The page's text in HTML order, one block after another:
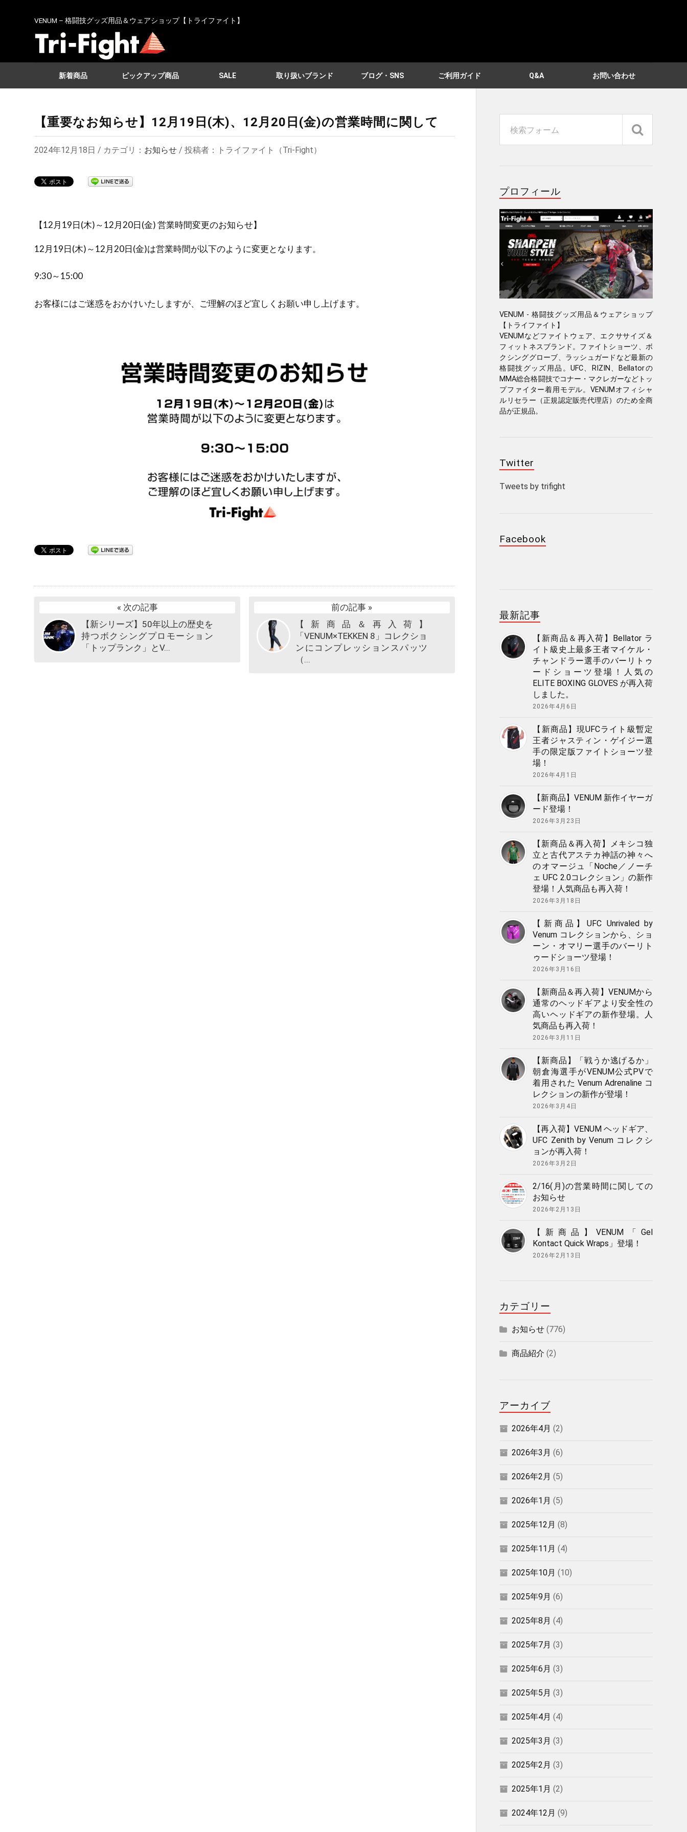
VENUM – 格闘技グッズ用品＆ウェアショップ【トライファイト】
新着商品 ピックアップ商品 SALE 取り扱いブランド ブログ・SNS ご利用ガイド Q&A お問い合わせ
【重要なお知らせ】12月19日(木)、12月20日(金)の営業時間に関して
2024年12月18日 / カテゴリ： お知らせ / 投稿者：トライファイト（Tri-Fight）
【12月19日(木)～12月20日(金) 営業時間変更のお知らせ】
12月19日(木)～12月20日(金)は営業時間が以下のように変更となります。
9:30～15:00
お客様にはご迷惑をおかけいたしますが、ご理解のほど宜しくお願い申し上げます。
前の記事 »
【新商品＆再入荷】
「VENUM×TEKKEN 8」コレクショ
ンにコンプレッションスパッツ
（...
« 次の記事
【新シリーズ】50年以上の歴史を
持つボクシングプロモーション
「トップランク」とV...
プロフィール
VENUM - 格闘技グッズ用品＆ウェアショップ
【トライファイト】
VENUMなどファイトウェア、エクササイズ＆
フィットネスブランド。ファイトショーツ、ボ
クシンググローブ、ラッシュガードなど最新の
格闘技グッズ用品。UFC、RIZIN、Bellatorの
MMA総合格闘技でコナー・マクレガーなどトッ
プファイター着用モデル。VENUMオフィシャ
ルリセラー（正規認定販売代理店）のため全商
品が正規品。
Twitter
Tweets by trifight
Facebook
最新記事
【新商品＆再入荷】Bellator ラ
イト級史上最多王者マイケル・
チャンドラー選手のバーリトゥ
ードショーツ登場！人気の
ELITE BOXING GLOVES が再入荷
しました。
2026年4月6日
【新商品】現UFCライト級暫定
王者ジャスティン・ゲイジー選
手の限定版ファイトショーツ登
場！
2026年4月1日
【新商品】VENUM 新作イヤーガ
ード登場！
2026年3月23日
【新商品＆再入荷】メキシコ独
立と古代アステカ神話の神々へ
のオマージュ「Noche／ノーチ
ェ UFC 2.0コレクション」の新作
登場！人気商品も再入荷！
2026年3月18日
【新商品】UFC Unrivaled by
Venum コレクションから、ショ
ーン・オマリー選手のバーリト
ゥードショーツ登場！
2026年3月16日
【新商品＆再入荷】VENUMから
通常のヘッドギアより安全性の
高いヘッドギアの新作登場。人
気商品も再入荷！
2026年3月11日
【新商品】「戦うか逃げるか」
朝倉海選手がVENUM公式PVで
着用された Venum Adrenaline コ
レクションの新作が登場！
2026年3月4日
【再入荷】VENUM ヘッドギア、
UFC Zenith by Venum コレクシ
ョンが再入荷！
2026年3月2日
2/16(月)の営業時間に関しての
お知らせ
2026年2月13日
【新商品】VENUM「Gel
Kontact Quick Wraps」登場！
2026年2月13日
カテゴリー
お知らせ (776)
商品紹介 (2)
アーカイブ
2026年4月 (2)
2026年3月 (6)
2026年2月 (5)
2026年1月 (5)
2025年12月 (8)
2025年11月 (4)
2025年10月 (10)
2025年9月 (6)
2025年8月 (4)
2025年7月 (3)
2025年6月 (3)
2025年5月 (3)
2025年4月 (4)
2025年3月 (3)
2025年2月 (3)
2025年1月 (2)
2024年12月 (9)